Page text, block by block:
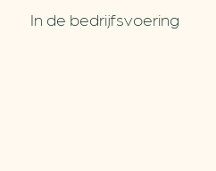
In de bedrijfsvoering